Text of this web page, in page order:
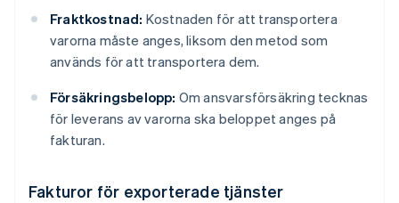
Fraktkostnad: Kostnaden för att transportera
varorna måste anges, liksom den metod som
används för att transportera dem.
Försäkringsbelopp: Om ansvarsförsäkring tecknas
för leverans av varorna ska beloppet anges på
fakturan.
Fakturor för exporterade tjänster